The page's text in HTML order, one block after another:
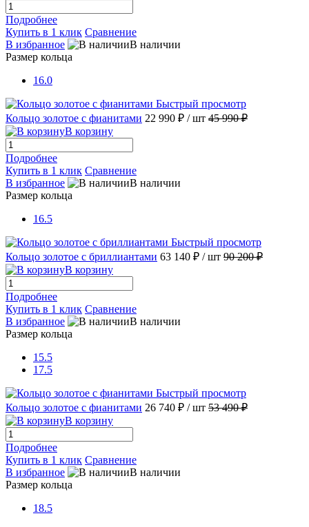
Подробнее
Купить в 1 клик Сравнение
В избранное
В наличии
Размер кольца
16.0
Быстрый просмотр
Кольцо золотое с фианитами 22 990 ₽ / шт 45 990 ₽
В корзину
Подробнее
Купить в 1 клик Сравнение
В избранное
В наличии
Размер кольца
16.5
Быстрый просмотр
Кольцо золотое с бриллиантами 63 140 ₽ / шт 90 200 ₽
В корзину
Подробнее
Купить в 1 клик Сравнение
В избранное
В наличии
Размер кольца
15.5
17.5
Быстрый просмотр
Кольцо золотое с фианитами 26 740 ₽ / шт 53 490 ₽
В корзину
Подробнее
Купить в 1 клик Сравнение
В избранное
В наличии
Размер кольца
18.5